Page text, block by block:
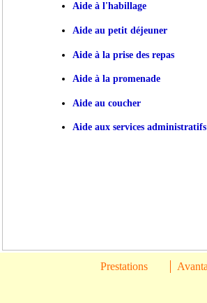
Aide à l'habillage
Aide au petit déjeuner
Aide à la prise des repas
Aide à la promenade
Aide au coucher
Aide aux services administratifs
Prestations